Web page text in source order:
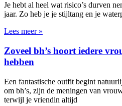
Je hebt al heel wat risico’s durven
jaar. Zo heb je je stijltang en je
Lees meer »
Zoveel bh’s hoort iedere
hebben
Een fantastische outfit begint
om bh’s, zijn de meningen van
terwijl je vriendin altijd